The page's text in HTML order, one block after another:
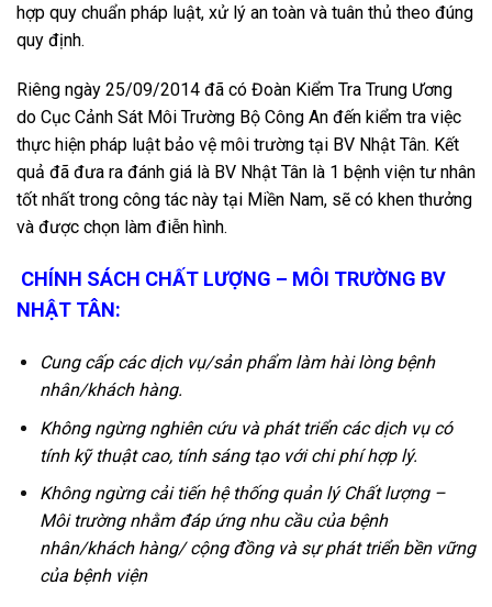
hợp quy chuẩn pháp luật, xử lý an toàn và tuân thủ theo đúng
quy định.
Riêng ngày 25/09/2014 đã có Đoàn Kiểm Tra Trung Ương
do Cục Cảnh Sát Môi Trường Bộ Công An đến kiểm tra việc
thực hiện pháp luật bảo vệ môi trường tại BV Nhật Tân. Kết
quả đã đưa ra đánh giá là BV Nhật Tân là 1 bệnh viện tư nhân
tốt nhất trong công tác này tại Miền Nam, sẽ có khen thưởng
và được chọn làm điễn hình.
CHÍNH SÁCH CHẤT LƯỢNG – MÔI TRƯỜNG BV
NHẬT TÂN:
Cung cấp các dịch vụ/sản phẩm làm hài lòng bệnh
nhân/khách hàng.
Không ngừng nghiên cứu và phát triển các dịch vụ có
tính kỹ thuật cao, tính sáng tạo với chi phí hợp lý.
Không ngừng cải tiến hệ thống quản lý Chất lượng –
Môi trường nhằm đáp ứng nhu cầu của bệnh
nhân/khách hàng/ cộng đồng và sự phát triển bền vững
của bệnh viện